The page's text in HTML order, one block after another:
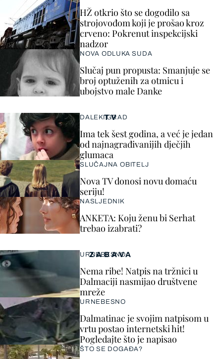
HŽ otkrio što se dogodilo sa
strojovođom koji je prošao kroz
crveno: Pokrenut inspekcijski
nadzor
NOVA ODLUKA SUDA
Slučaj pun propusta: Smanjuje se
broj optuženih za otmicu i
ubojstvo male Danke
ZABAVA
URNEBESNO
Nema ribe! Natpis na tržnici u
Dalmaciji nasmijao društvene
mreže
URNEBESNO
Dalmatinac je svojim natpisom u
vrtu postao internetski hit!
Pogledajte što je napisao
ŠTO SE DOGAĐA?
TV
DALEKI GRAD
Ima tek šest godina, a već je jedan
od najnagrađivanijih dječjih
glumaca
SLUČAJNA OBITELJ
Nova TV donosi novu domaću
seriju!
NASLJEDNIK
ANKETA: Koju ženu bi Serhat
trebao izabrati?